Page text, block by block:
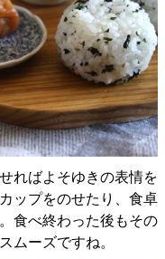
ればよそゆきの表情を
ップをのせたり、食卓
食べ終わった後もその
ムーズですね。